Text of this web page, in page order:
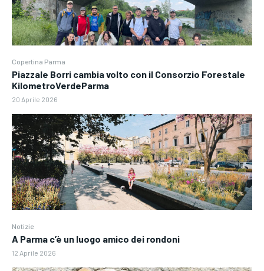
Copertina Parma
Piazzale Borri cambia volto con il Consorzio Forestale
KilometroVerdeParma
20 Aprile 2026
Notizie
A Parma c’è un luogo amico dei rondoni
12 Aprile 2026